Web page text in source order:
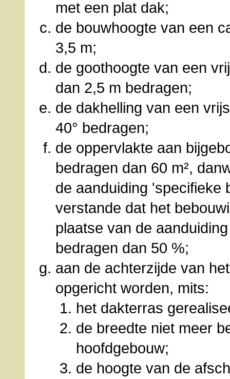
met een plat dak;
de bouwhoogte van een
3,5 m;
de goothoogte van een
dan 2,5 m bedragen;
de dakhelling van een
40° bedragen;
de oppervlakte aan
bedragen dan 60 m²,
de aanduiding 'specifieke
verstande dat het
plaatse van de
bedragen dan 50 %;
aan de achterzijde van
opgericht worden, mits:
het dakterras
de breedte niet meer
hoofdgebouw;
de hoogte van de